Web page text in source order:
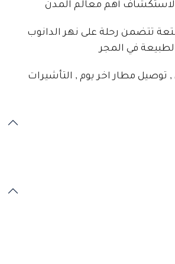
أهم معالم المدن
تتضمن رحلة على نهر الدانوب
في المجر
, توصيل مطار اخر يوم , التأشيرات